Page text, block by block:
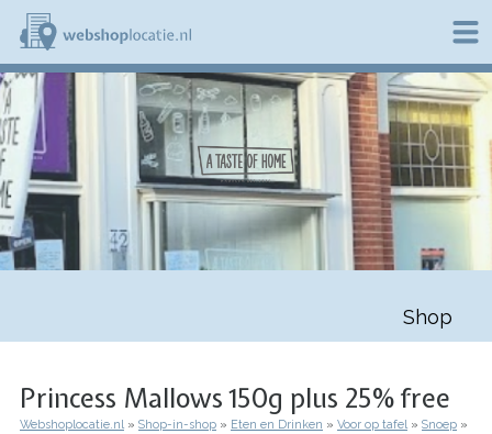
Overslaan
naar
de
inhoud
gaan
W
b
p
l
o
Shop
Princess Mallows 150g plus 25% free
Webshoplocatie.nl Shop-in-shop Eten en Drinken Voor op tafel
Snoep